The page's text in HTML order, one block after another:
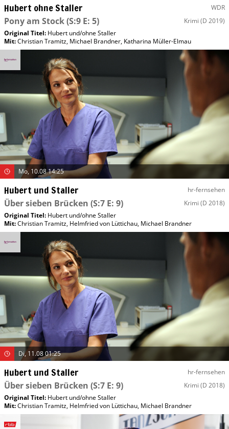
Hubert ohne Staller WDR
Pony am Stock(S:9 E: 5) Krimi (D 2019)
Original Titel: Hubert und/​ohne Staller
Mit:Christian Tramitz, Michael Brandner, Katharina Müller-Elmau
Mo, 10.08 14:25
Hubert und Staller hr-fernsehen
Über sieben Brücken (S:7 E: 9) Krimi (D 2018)
Original Titel: Hubert und/​ohne Staller
Mit:Christian Tramitz, Helmfried von Lüttichau, Michael Brandner
Di, 11.08 01:25
Hubert und Staller hr-fernsehen
Über sieben Brücken (S:7 E: 9) Krimi (D 2018)
Original Titel: Hubert und/​ohne Staller
Mit:Christian Tramitz, Helmfried von Lüttichau, Michael Brandner